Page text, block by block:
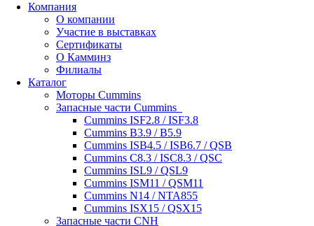
Компания
О компании
Участие в выставках
Сертификаты
О Камминз
Филиалы
Каталог
Моторы Cummins
Запасные части Cummins
Cummins ISF2.8 / ISF3.8
Cummins B3.9 / B5.9
Cummins ISB4.5 / ISB6.7 / QSB
Cummins C8.3 / ISC8.3 / QSC
Cummins ISL9 / QSL9
Cummins ISM11 / QSM11
Cummins N14 / NTA855
Cummins ISX15 / QSX15
Запасные части CNH